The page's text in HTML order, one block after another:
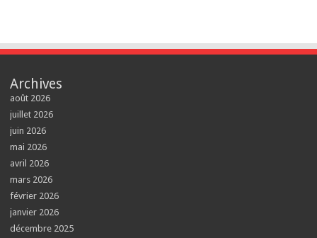
Archives
août 2026
juillet 2026
juin 2026
mai 2026
avril 2026
mars 2026
février 2026
janvier 2026
décembre 2025